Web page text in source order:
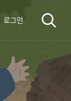
로그인